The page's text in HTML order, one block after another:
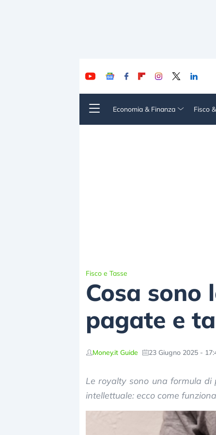
Economia & Finanza Fisco
Fisco e Tasse
Cosa sono
pagate e
Money.it Guide 23 Giugno 2025 -
Le royalty sono una formula
intellettuale: ecco come